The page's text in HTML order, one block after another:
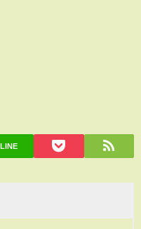
LINE